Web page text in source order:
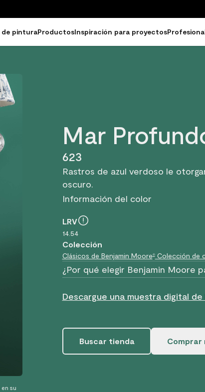
de pinturaProductosInspiración para proyectos
Mar
623
Rastros de azul verdoso le
oscuro.
Información del color
LRV
14.54
Colección
Clásicos de Benjamin Moore®Colección de
¿Por qué elegir Benjamin Moore
Descargue una muestra digital
Buscar tienda Comprar
su